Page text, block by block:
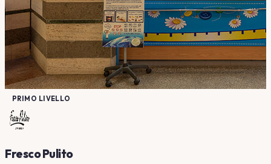
PRIMO LIVELLO
Fresco Pulito